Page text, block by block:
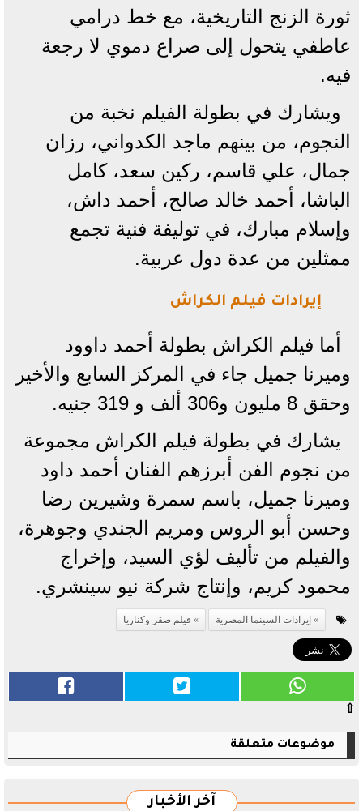
ثورة الزنج التاريخية، مع خط درامي
عاطفي يتحول إلى صراع دموي لا رجعة
فيه.
ويشارك في بطولة الفيلم نخبة من
النجوم، من بينهم ماجد الكدواني، رزان
جمال، علي قاسم، ركين سعد، كامل
الباشا، أحمد خالد صالح، أحمد داش،
وإسلام مبارك، في توليفة فنية تجمع
ممثلين من عدة دول عربية.
إيرادات فيلم الكراش
أما فيلم الكراش بطولة أحمد داوود
وميرنا جميل جاء في المركز السابع والأخير
وحقق 8 مليون و306 ألف و 319 جنيه.
يشارك في بطولة فيلم الكراش مجموعة
من نجوم الفن أبرزهم الفنان أحمد داود
وميرنا جميل، باسم سمرة وشيرين رضا
وحسن أبو الروس ومريم الجندي وجوهرة،
والفيلم من تأليف لؤي السيد، وإخراج
محمود كريم، وإنتاج شركة نيو سينشري.
إيرادات السينما المصرية فيلم صقر وكناريا
⇧
موضوعات متعلقة
آخر الأخبار